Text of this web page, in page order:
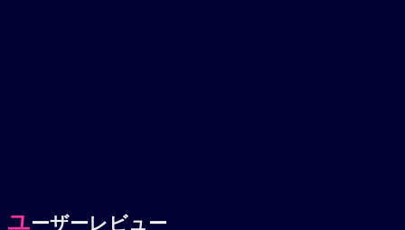
ユーザーレビュー